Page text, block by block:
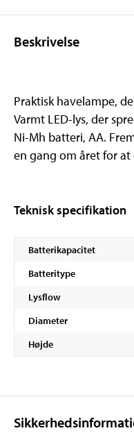
Beskrivelse
Praktisk havelampe,
Varmt LED-lys, der
Ni-Mh batteri, AA.
en gang om året for
Teknisk specifikation
Batterikapacitet
Batteritype
Lysflow
Diameter
Højde